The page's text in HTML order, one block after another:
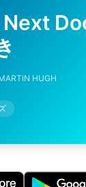
HUGH